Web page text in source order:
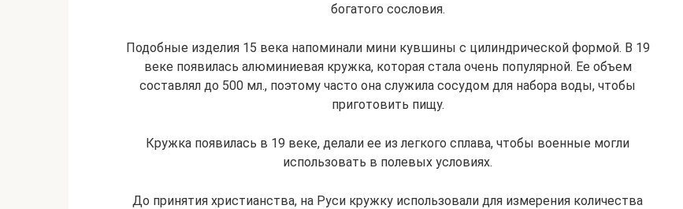
богатого сословия.
Подобные изделия 15 века напоминали мини кувшины с цилиндрической формой. В 19
веке появилась алюминиевая кружка, которая стала очень популярной. Ее объем
составлял до 500 мл., поэтому часто она служила сосудом для набора воды, чтобы
приготовить пищу.
Кружка появилась в 19 веке, делали ее из легкого сплава, чтобы военные могли
использовать в полевых условиях.
До принятия христианства, на Руси кружку использовали для измерения количества